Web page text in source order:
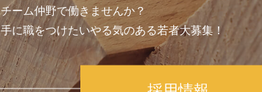
チーム仲野で働きませんか？
手に職をつけたいやる気のある若者大募集！